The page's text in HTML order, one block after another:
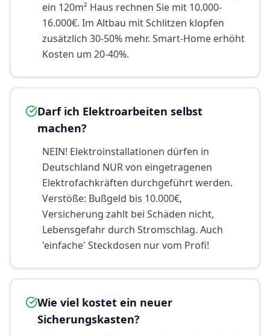
ein 120m² Haus rechnen Sie mit 10.000-
16.000€. Im Altbau mit Schlitzen klopfen
zusätzlich 30-50% mehr. Smart-Home erhöht
Kosten um 20-40%.
Darf ich Elektroarbeiten selbst
machen?
NEIN! Elektroinstallationen dürfen in
Deutschland NUR von eingetragenen
Elektrofachkräften durchgeführt werden.
Verstöße: Bußgeld bis 10.000€,
Versicherung zahlt bei Schäden nicht,
Lebensgefahr durch Stromschlag. Auch
'einfache' Steckdosen nur vom Profi!
Wie viel kostet ein neuer
Sicherungskasten?